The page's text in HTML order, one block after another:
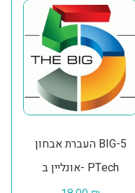
העברת אבחון BIG-5
אונליין ב- PTech